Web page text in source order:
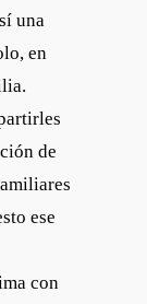
una
en
de
ese
con